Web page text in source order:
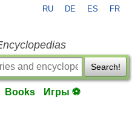
RU DE ES FR
Search!
Books Игры ⚽